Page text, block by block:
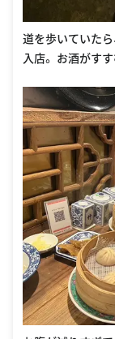
道を歩いていた
入店。 お酒がす